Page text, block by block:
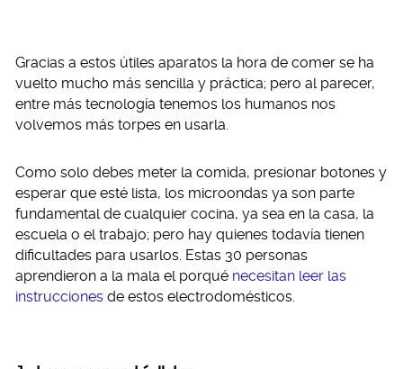
Gracias a estos útiles aparatos la hora de comer se ha
vuelto mucho más sencilla y práctica; pero al parecer,
entre más tecnología tenemos los humanos nos
volvemos más torpes en usarla.
Como solo debes meter la comida, presionar botones y
esperar que esté lista, los microondas ya son parte
fundamental de cualquier cocina, ya sea en la casa, la
escuela o el trabajo; pero hay quienes todavía tienen
dificultades para usarlos. Estas 30 personas
aprendieron a la mala el porqué necesitan leer las
instrucciones de estos electrodomésticos.